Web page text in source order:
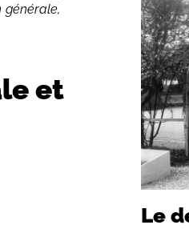
générale,
et
Le